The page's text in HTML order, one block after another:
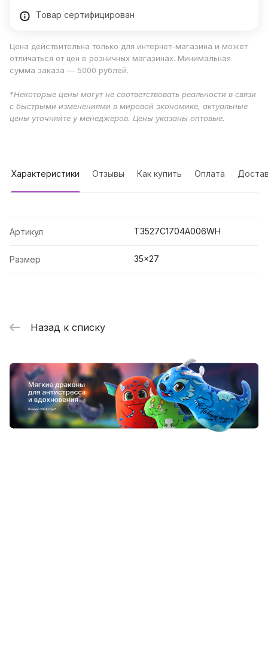
Товар сертифицирован
Цена действительна только для интернет-магазина и может
отличаться от цен в розничных магазинах. Минимальная
сумма заказа — 5000 рублей.
*Некоторые цены могут не соответствовать реальности в связи
с быстрыми изменениями в мировой экономике, актуальные
цены уточняйте у менеджеров. Цены указаны оптовые.
Характеристики Отзывы Как купить Оплата
Артикул T3527C1704A006WH
Размер 35x27
Назад к списку